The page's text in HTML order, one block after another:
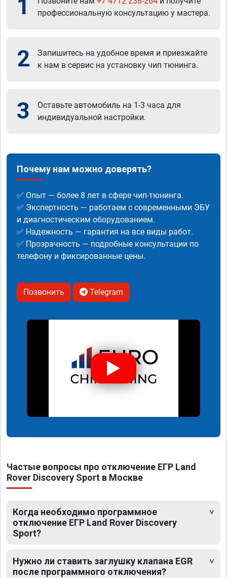
1
профессиональную консультацию у мастера.
2
Запишитесь на удобное время и приезжайте
к нам в сервис на установку чип тюнинга.
3
Оставьте автомобиль на 1-3 часа для
индивидуальной настройки.
Почему нам можно доверять?
✅ Опыт — более 8 лет в сфере чип-тюнинга.
✅ Экспертность — работаем с современными ЭБУ
и диагностическим оборудованием.
✅ Надежность — гарантия на все виды работ.
✅ Прозрачность — подробные консультации по
телефону и фиксированные цены.
Позвонить Telegram
Частые вопросы про отключение ЕГР Land
Rover Discovery Sport в Москве
Когда необходимо программное
отключение ЕГР Land Rover Discovery
Sport?
Нужно ли ставить заглушку клапана EGR
после программного отключения?